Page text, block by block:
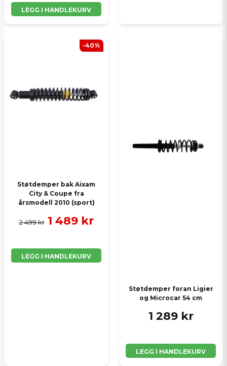
LEGG I HANDLEKURV
Støtdemper bak Aixam
City & Coupe fra
årsmodell 2010 (sport)
2 499 kr 1 489 kr
LEGG I HANDLEKURV
-40%
Støtdemper foran Ligier
og Microcar 54 cm
1 289 kr
LEGG I HANDLEKURV